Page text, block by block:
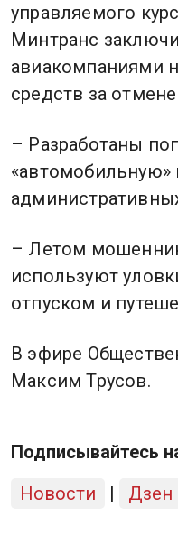
управляемого
Минтранс
авиакомпаниями
средств за
– Разработаны
«автомобильную»
– Летом
используют
отпуском и
В эфире
Максим Трусов.
Подписывайтесь
Новости
| Дзен